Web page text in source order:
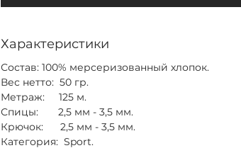
Характеристики
Состав: 100% мерсеризованный хлопок.
Вес нетто: 50 гр.
Метраж: 125 м.
Спицы: 2,5 мм - 3,5 мм.
Крючок: 2,5 мм - 3,5 мм.
Категория: Sport.